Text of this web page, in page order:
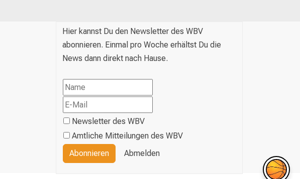
Hier kannst Du den Newsletter des WBV
abonnieren. Einmal pro Woche erhältst Du die
News dann direkt nach Hause.
Newsletter des WBV
Amtliche Mitteilungen des WBV
Abonnieren
Abmelden